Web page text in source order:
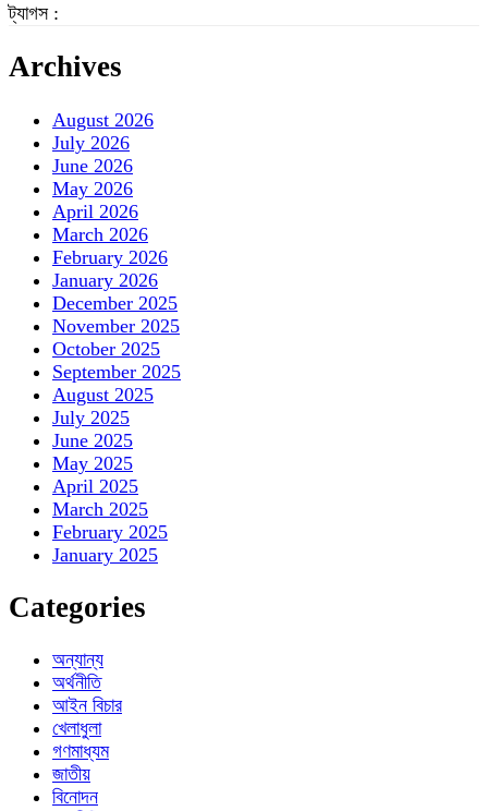
ট্যাগস :
Archives
August 2026
July 2026
June 2026
May 2026
April 2026
March 2026
February 2026
January 2026
December 2025
November 2025
October 2025
September 2025
August 2025
July 2025
June 2025
May 2025
April 2025
March 2025
February 2025
January 2025
Categories
অন্যান্য
অর্থনীতি
আইন বিচার
খেলাধুলা
গণমাধ্যম
জাতীয়
বিনোদন